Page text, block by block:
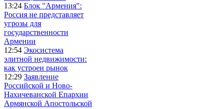
13:24 Блок "Армения":
Россия не представляет
угрозы для
государственности
Армении
12:54 Экосистема
элитной недвижимости:
как устроен рынок
12:29 Заявление
Российской и Ново-
Нахичеванской Епархии
Армянской Апостольской